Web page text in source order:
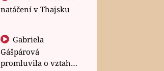
natáčení v Thajsku
Gabriela
Gášpárová
promluvila o vztahu